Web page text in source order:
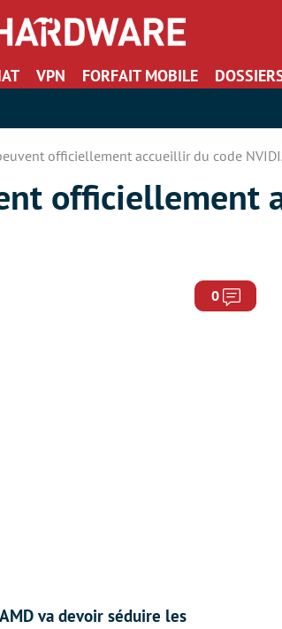
VPN FORFAIT MOBILE
officiellement accueillir du code
officiellement
0
va devoir séduire les